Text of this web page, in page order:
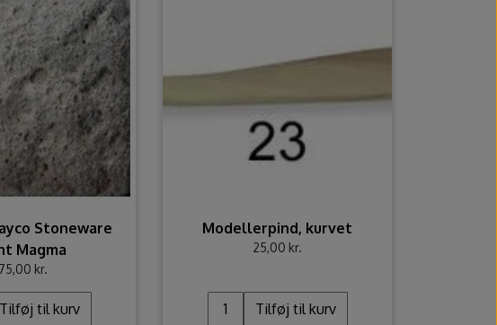
Stoneware
Magma
kr.
Tilføj til kurv
Modellerpind, kurvet
25,00 kr.
Tilføj til kurv